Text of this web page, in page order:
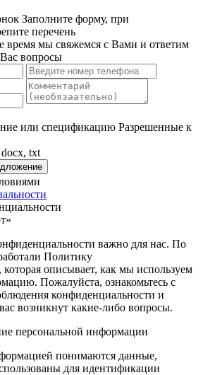
Заполните форму, при
перечень
время мы свяжемся с Вами и ответим
вопросы
или спецификацию Разрешенные к
txt
важно для нас. По
Политику
описывает, как мы используем
Пожалуйста, ознакомьтесь с
конфиденциальности и
возникнут какие-либо вопросы.
персональной информации
понимаются данные,
для идентификации